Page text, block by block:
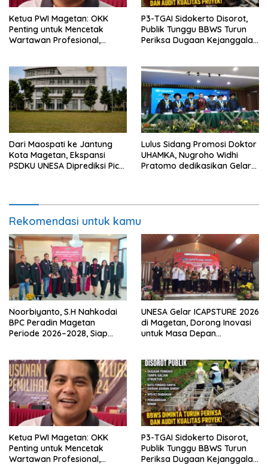
Ketua PWI Magetan: OKK
Penting untuk Mencetak
Wartawan Profesional,
P3-TGAI Sidokerto Disorot,
Publik Tunggu BBWS Turun
Periksa Dugaan Kejanggalan
Dari Maospati ke Jantung
Kota Magetan, Ekspansi
PSDKU UNESA Diprediksi Picu
Lulus Sidang Promosi Doktor
UHAMKA, Nugroho Widhi
Pratomo dedikasikan Gelar
Rekomendasi untuk kamu
Noorbiyanto, S.H Nahkodai
BPC Peradin Magetan
Periode 2026–2028, Siap
UNESA Gelar ICAPSTURE 2026
di Magetan, Dorong Inovasi
untuk Masa Depan
Ketua PWI Magetan: OKK
Penting untuk Mencetak
Wartawan Profesional,
P3-TGAI Sidokerto Disorot,
Publik Tunggu BBWS Turun
Periksa Dugaan Kejanggalan